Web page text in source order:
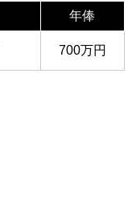
年俸
700万円